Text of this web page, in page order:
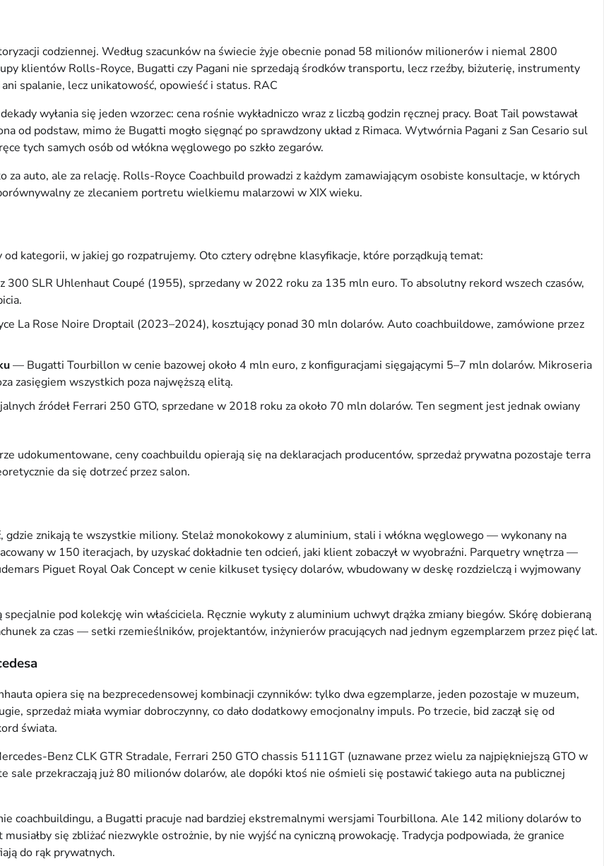
codziennej. Według szacunków na świecie żyje obecnie ponad 58 milionów milionerów i niemal 2800
klientów Rolls-Royce, Bugatti czy Pagani nie sprzedają środków transportu, lecz rzeźby, biżuterię, instrumenty
spalanie, lecz unikatowość, opowieść i status. RAC
wyłania się jeden wzorzec: cena rośnie wykładniczo wraz z liczbą godzin ręcznej pracy. Boat Tail powstawał
podstaw, mimo że Bugatti mogło sięgnąć po sprawdzony układ z Rimaca. Wytwórnia Pagani z San Cesario sul
tych samych osób od włókna węglowego po szkło zegarów.
auto, ale za relację. Rolls-Royce Coachbuild prowadzi z każdym zamawiającym osobiste konsultacje, w których
ze zlecaniem portretu wielkiemu malarzowi w XIX wieku.
kategorii, w jakiej go rozpatrujemy. Oto cztery odrębne klasyfikacje, które porządkują temat:
SLR Uhlenhaut Coupé (1955), sprzedany w 2022 roku za 135 mln euro. To absolutny rekord wszech czasów,
La Rose Noire Droptail (2023–2024), kosztujący ponad 30 mln dolarów. Auto coachbuildowe, zamówione przez
— Bugatti Tourbillon w cenie bazowej około 4 mln euro, z konfiguracjami sięgającymi 5–7 mln dolarów. Mikroseria
zasięgiem wszystkich poza najwęższą elitą.
źródeł Ferrari 250 GTO, sprzedane w 2018 roku za około 70 mln dolarów. Ten segment jest jednak owiany
udokumentowane, ceny coachbuildu opierają się na deklaracjach producentów, sprzedaż prywatna pozostaje terra
da się dotrzeć przez salon.
gdzie znikają te wszystkie miliony. Stelaż monokokowy z aluminium, stali i włókna węglowego — wykonany na
w 150 iteracjach, by uzyskać dokładnie ten odcień, jaki klient zobaczył w wyobraźni. Parquetry wnętrza —
Piguet Royal Oak Concept w cenie kilkuset tysięcy dolarów, wbudowany w deskę rozdzielczą i wyjmowany
pod kolekcję win właściciela. Ręcznie wykuty z aluminium uchwyt drążka zmiany biegów. Skórę dobieraną
za czas — setki rzemieślników, projektantów, inżynierów pracujących nad jednym egzemplarzem przez pięć lat.
opiera się na bezprecedensowej kombinacji czynników: tylko dwa egzemplarze, jeden pozostaje w muzeum,
sprzedaż miała wymiar dobroczynny, co dało dodatkowy emocjonalny impuls. Po trzecie, bid zaczął się od
świata.
Benz CLK GTR Stradale, Ferrari 250 GTO chassis 5111GT (uznawane przez wielu za najpiękniejszą GTO w
przekraczają już 80 milionów dolarów, ale dopóki ktoś nie ośmieli się postawić takiego auta na publicznej
coachbuildingu, a Bugatti pracuje nad bardziej ekstremalnymi wersjami Tourbillona. Ale 142 miliony dolarów to
się zbliżać niezwykle ostrożnie, by nie wyjść na cyniczną prowokację. Tradycja podpowiada, że granice
do rąk prywatnych.